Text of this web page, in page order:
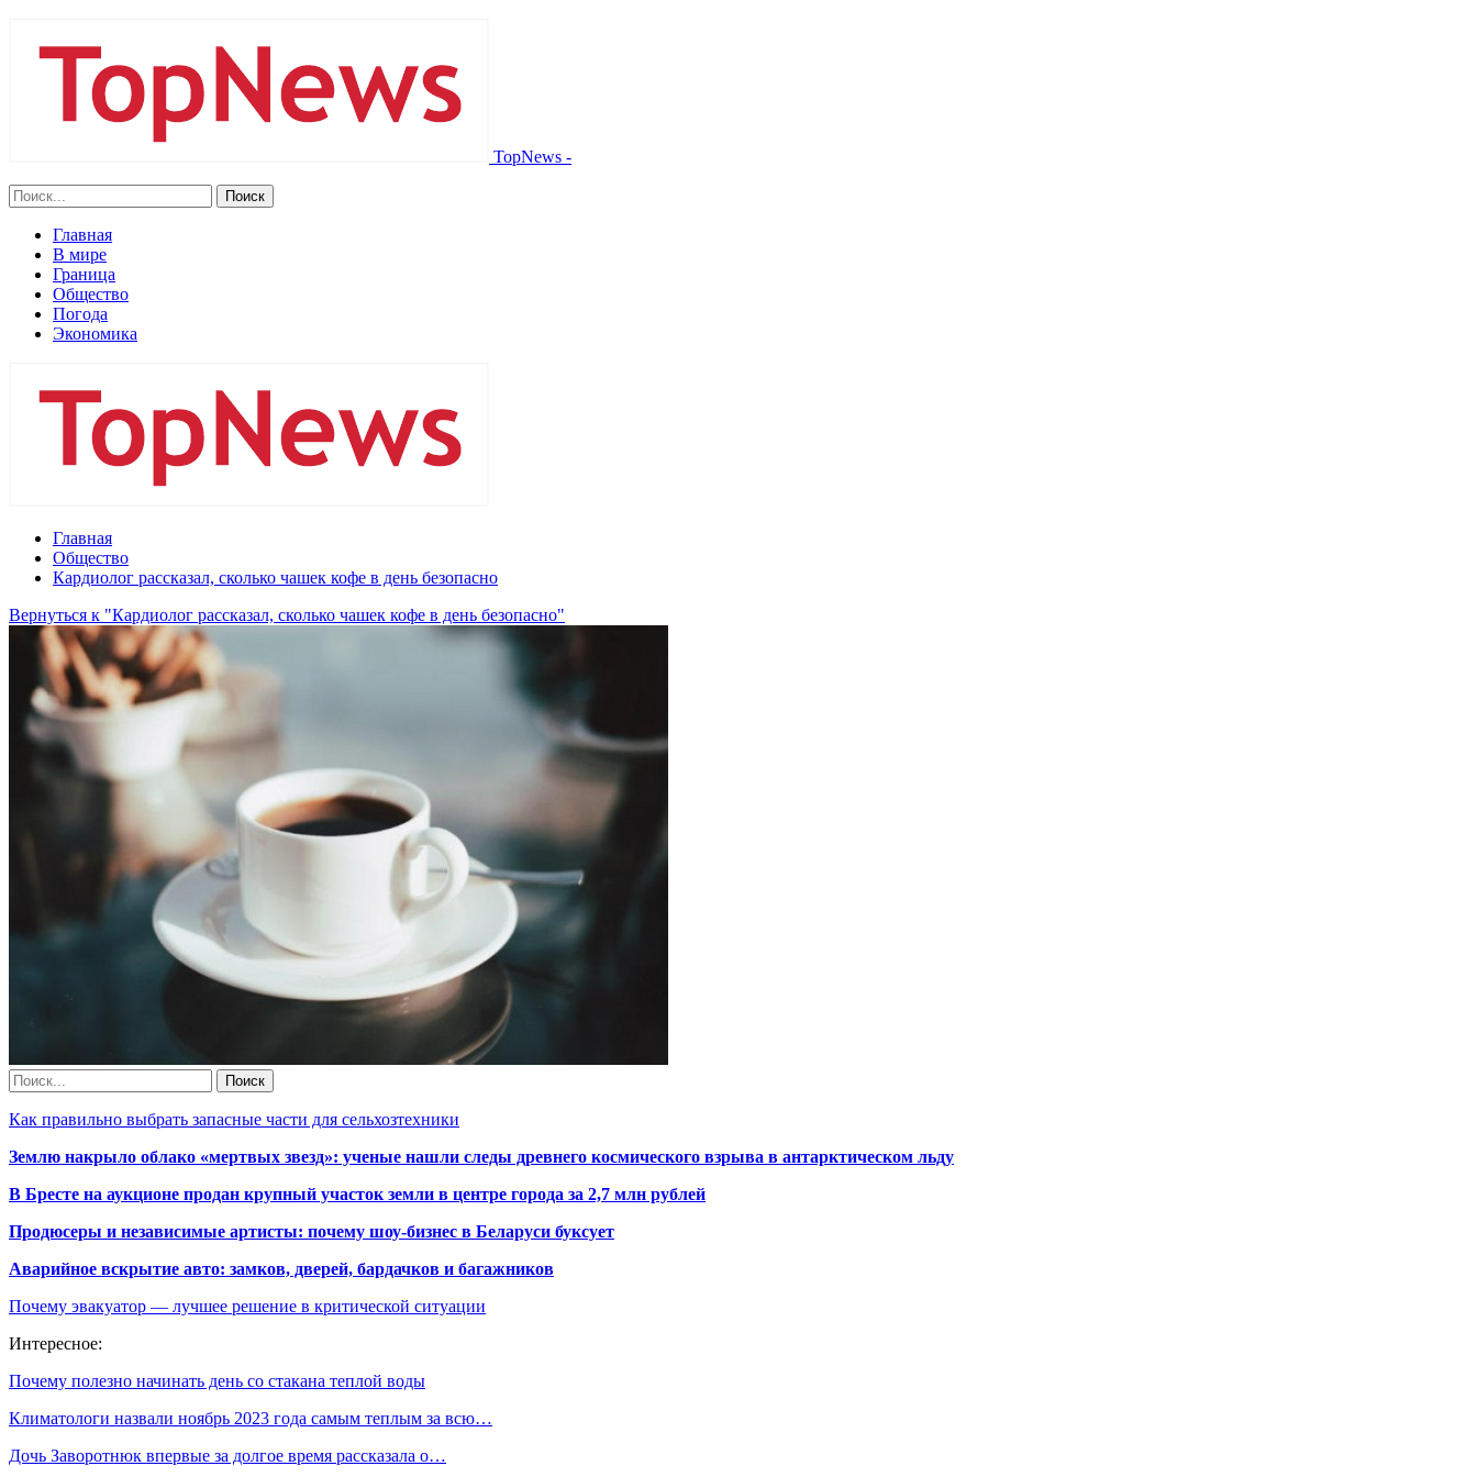
TopNews -
Главная
В мире
Граница
Общество
Погода
Экономика
Главная
Общество
Кардиолог рассказал, сколько чашек кофе в день безопасно
Вернуться к "Кардиолог рассказал, сколько чашек кофе в день безопасно"
Как правильно выбрать запасные части для сельхозтехники
Землю накрыло облако «мертвых звезд»: ученые нашли следы древнего космического взрыва в антарктическом льду
В Бресте на аукционе продан крупный участок земли в центре города за 2,7 млн рублей
Продюсеры и независимые артисты: почему шоу-бизнес в Беларуси буксует
Аварийное вскрытие авто: замков, дверей, бардачков и багажников
Почему эвакуатор — лучшее решение в критической ситуации
Интересное:
Почему полезно начинать день со стакана теплой воды
Климатологи назвали ноябрь 2023 года самым теплым за всю…
Дочь Заворотнюк впервые за долгое время рассказала о…